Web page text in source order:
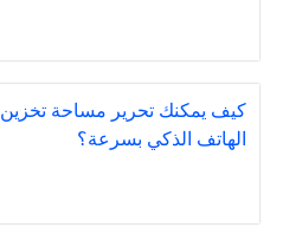
كيف يمكنك تحرير مساحة تخزين
الهاتف الذكي بسرعة؟